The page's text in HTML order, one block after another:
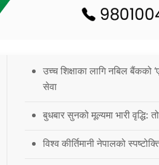
उच्च शिक्षाका लागि नबिल
सेवा
बुधबार सुनको मूल्यमा भारी वृद्धि:
विश्व कीर्तिमानी नेपालको